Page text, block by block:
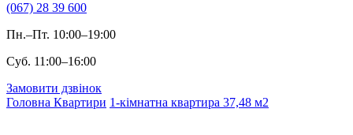
(067) 28 39 600
Пн.–Пт. 10:00–19:00
Суб. 11:00–16:00
Замовити дзвінок
Головна Квартири 1-кімнатна квартира 37,48 м2